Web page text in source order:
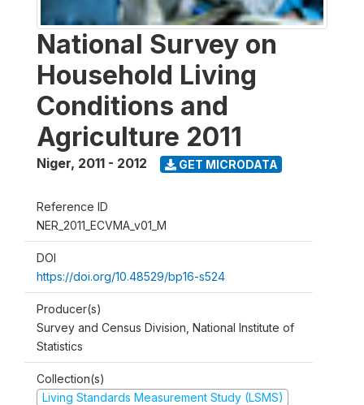
National Survey on
Household Living
Conditions and
Agriculture 2011
Niger, 2011 - 2012 GET MICRODATA
Reference ID
NER_2011_ECVMA_v01_M
DOI
https://doi.org/10.48529/bp16-s524
Producer(s)
Survey and Census Division, National Institute of
Statistics
Collection(s)
Living Standards Measurement Study (LSMS)